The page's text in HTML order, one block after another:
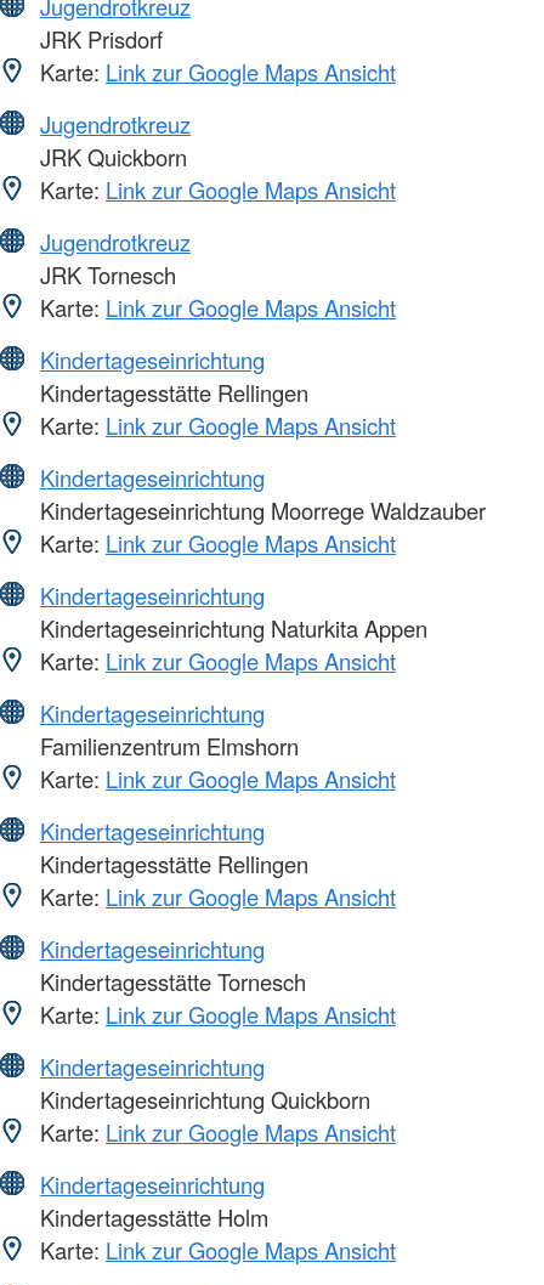
Jugendrotkreuz
JRK Prisdorf
Karte: Link zur Google Maps Ansicht
Jugendrotkreuz
JRK Quickborn
Karte: Link zur Google Maps Ansicht
Jugendrotkreuz
JRK Tornesch
Karte: Link zur Google Maps Ansicht
Kindertageseinrichtung
Kindertagesstätte Rellingen
Karte: Link zur Google Maps Ansicht
Kindertageseinrichtung
Kindertageseinrichtung Moorrege Waldzauber
Karte: Link zur Google Maps Ansicht
Kindertageseinrichtung
Kindertageseinrichtung Naturkita Appen
Karte: Link zur Google Maps Ansicht
Kindertageseinrichtung
Familienzentrum Elmshorn
Karte: Link zur Google Maps Ansicht
Kindertageseinrichtung
Kindertagesstätte Rellingen
Karte: Link zur Google Maps Ansicht
Kindertageseinrichtung
Kindertagesstätte Tornesch
Karte: Link zur Google Maps Ansicht
Kindertageseinrichtung
Kindertageseinrichtung Quickborn
Karte: Link zur Google Maps Ansicht
Kindertageseinrichtung
Kindertagesstätte Holm
Karte: Link zur Google Maps Ansicht